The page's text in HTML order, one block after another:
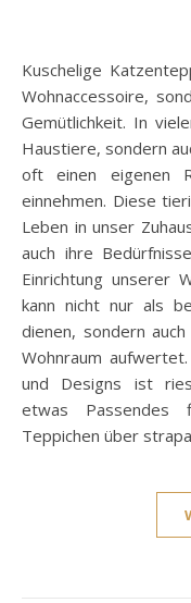
Kuschelige Katzenteppiche sind nicht nur ein praktisches
Wohnaccessoire,
Gemütlichkeit. In
Haustiere, sondern
oft einen eigenen
einnehmen. Diese
Leben in unser
auch ihre
Einrichtung unserer
kann nicht nur als
dienen, sondern
Wohnraum
und Designs ist
etwas Passendes
Teppichen über